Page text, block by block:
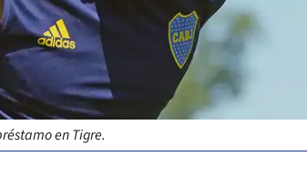
en Tigre.